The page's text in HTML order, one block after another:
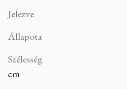
Jelezve
Állapota
Szélesség
cm